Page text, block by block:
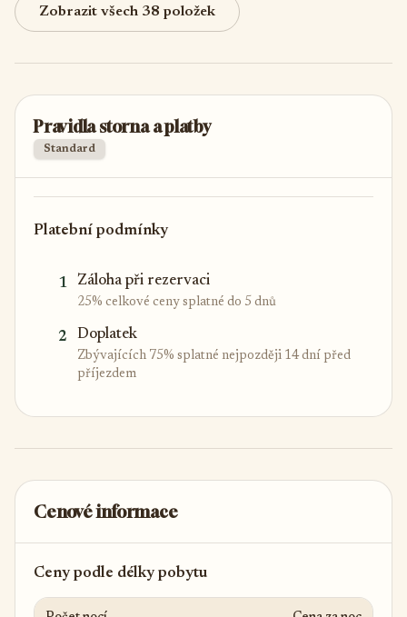
Zobrazit všech 38 položek
Pravidla storna a platby
Standard
Platební podmínky
1 Záloha při rezervaci
25% celkové ceny splatné do 5 dnů
2 Doplatek
Zbývajících 75% splatné nejpozději 14 dní před
příjezdem
Cenové informace
Ceny podle délky pobytu